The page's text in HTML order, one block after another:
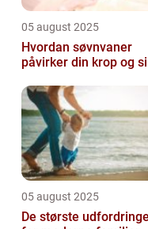
05 august 2025
Hvordan søvnvaner
påvirker din krop og
05 august 2025
De største